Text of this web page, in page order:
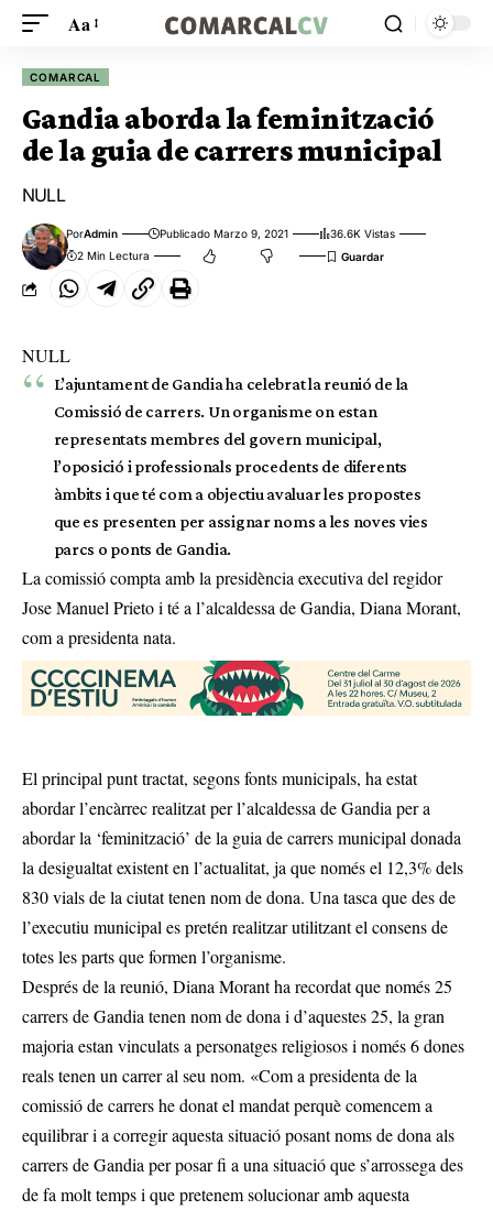
Aa
COMARCAL
Gandia aborda la feminització
de la guia de carrers municipal
NULL
PorAdmin Publicado Marzo 9, 2021
36.6K Vistas
2 Min Lectura
NULL
L’ajuntament de Gandia ha celebrat la reunió de la
Comissió de carrers. Un organisme on estan
representats membres del govern municipal,
l’oposició i professionals procedents de diferents
àmbits i que té com a objectiu avaluar les propostes
que es presenten per assignar noms a les noves vies
parcs o ponts de Gandia.
La comissió compta amb la presidència executiva del regidor
Jose Manuel Prieto i té a l’alcaldessa de Gandia, Diana Morant,
com a presidenta nata.
El principal punt tractat, segons fonts municipals, ha estat
abordar l’encàrrec realitzat per l’alcaldessa de Gandia per a
abordar la ‘feminització’ de la guia de carrers municipal donada
la desigualtat existent en l’actualitat, ja que només el 12,3% dels
830 vials de la ciutat tenen nom de dona. Una tasca que des de
l’executiu municipal es pretén realitzar utilitzant el consens de
totes les parts que formen l’organisme.
Després de la reunió, Diana Morant ha recordat que només 25
carrers de Gandia tenen nom de dona i d’aquestes 25, la gran
majoria estan vinculats a personatges religiosos i només 6 dones
reals tenen un carrer al seu nom. «Com a presidenta de la
comissió de carrers he donat el mandat perquè comencem a
equilibrar i a corregir aquesta situació posant noms de dona als
carrers de Gandia per posar fi a una situació que s’arrossega des
de fa molt temps i que pretenem solucionar amb aquesta